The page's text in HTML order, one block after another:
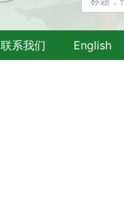
联系我们 English